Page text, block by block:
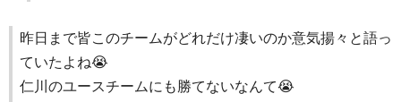
昨日まで皆このチームがどれだけ凄いのか意気揚々と語っ
ていたよね😭
仁川のユースチームにも勝てないなんて😭